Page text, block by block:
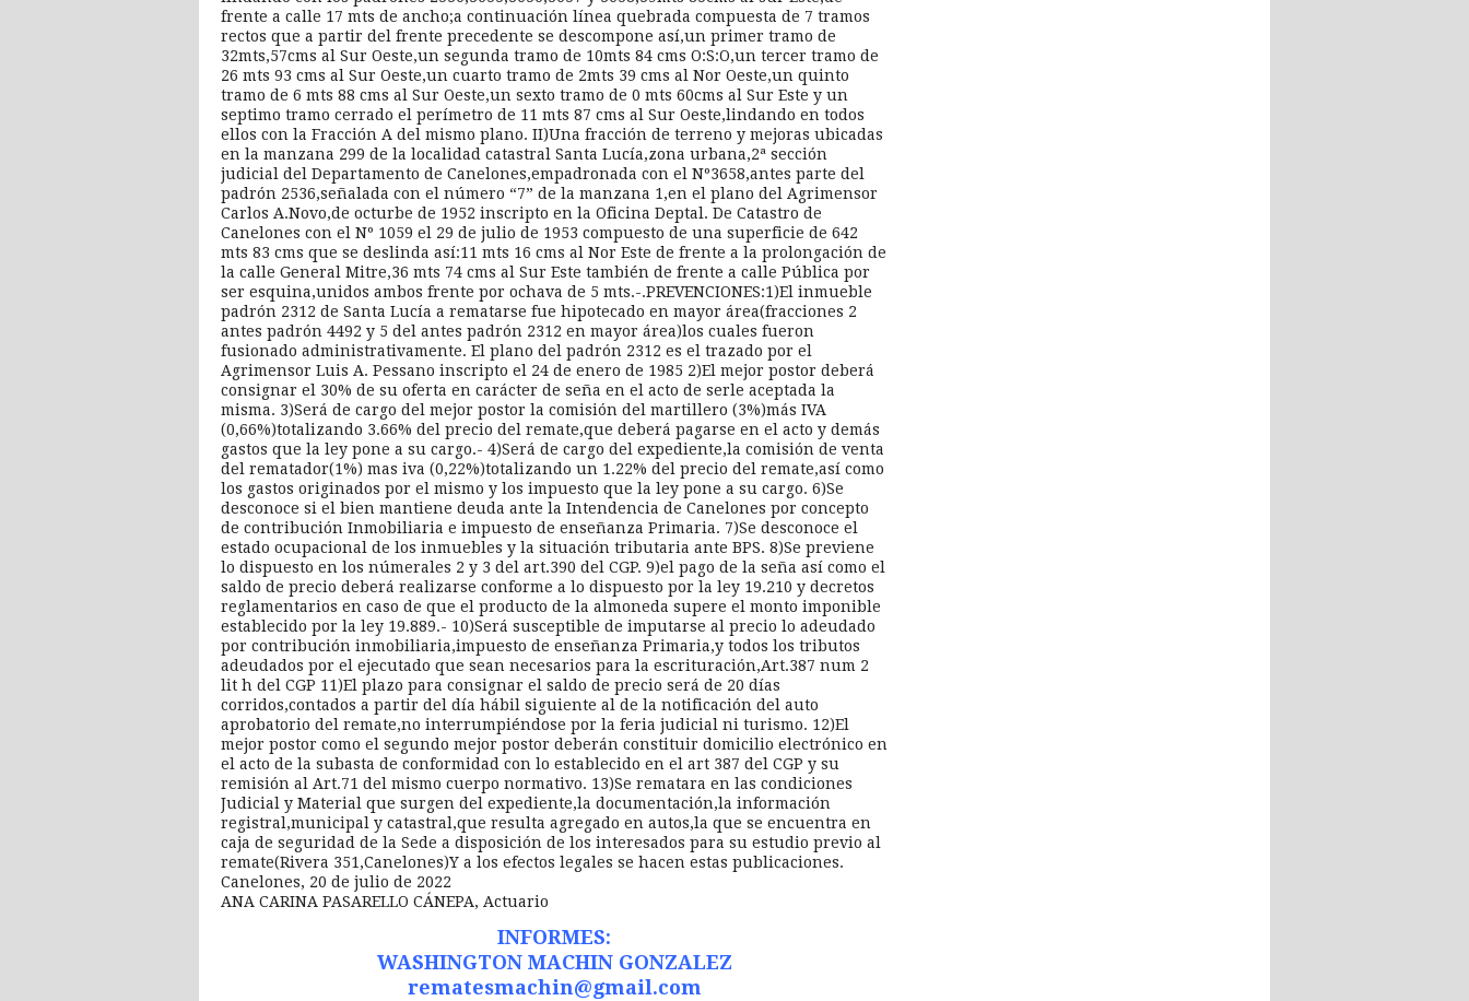
frente a calle 17 mts de ancho;a continuación línea quebrada compuesta de 7 tramos
rectos que a partir del frente precedente se descompone así,un primer tramo de
32mts,57cms al Sur Oeste,un segunda tramo de 10mts 84 cms O:S:O,un tercer tramo de
26 mts 93 cms al Sur Oeste,un cuarto tramo de 2mts 39 cms al Nor Oeste,un quinto
tramo de 6 mts 88 cms al Sur Oeste,un sexto tramo de 0 mts 60cms al Sur Este y un
septimo tramo cerrado el perímetro de 11 mts 87 cms al Sur Oeste,lindando en todos
ellos con la Fracción A del mismo plano. II)Una fracción de terreno y mejoras ubicadas
en la manzana 299 de la localidad catastral Santa Lucía,zona urbana,2ª sección
judicial del Departamento de Canelones,empadronada con el Nº3658,antes parte del
padrón 2536,señalada con el número “7” de la manzana 1,en el plano del Agrimensor
Carlos A.Novo,de octurbe de 1952 inscripto en la Oficina Deptal. De Catastro de
Canelones con el Nº 1059 el 29 de julio de 1953 compuesto de una superficie de 642
mts 83 cms que se deslinda así:11 mts 16 cms al Nor Este de frente a la prolongación de
la calle General Mitre,36 mts 74 cms al Sur Este también de frente a calle Pública por
ser esquina,unidos ambos frente por ochava de 5 mts.-.PREVENCIONES:1)El inmueble
padrón 2312 de Santa Lucía a rematarse fue hipotecado en mayor área(fracciones 2
antes padrón 4492 y 5 del antes padrón 2312 en mayor área)los cuales fueron
fusionado administrativamente. El plano del padrón 2312 es el trazado por el
Agrimensor Luis A. Pessano inscripto el 24 de enero de 1985 2)El mejor postor deberá
consignar el 30% de su oferta en carácter de seña en el acto de serle aceptada la
misma. 3)Será de cargo del mejor postor la comisión del martillero (3%)más IVA
(0,66%)totalizando 3.66% del precio del remate,que deberá pagarse en el acto y demás
gastos que la ley pone a su cargo.- 4)Será de cargo del expediente,la comisión de venta
del rematador(1%) mas iva (0,22%)totalizando un 1.22% del precio del remate,así como
los gastos originados por el mismo y los impuesto que la ley pone a su cargo. 6)Se
desconoce si el bien mantiene deuda ante la Intendencia de Canelones por concepto
de contribución Inmobiliaria e impuesto de enseñanza Primaria. 7)Se desconoce el
estado ocupacional de los inmuebles y la situación tributaria ante BPS. 8)Se previene
lo dispuesto en los númerales 2 y 3 del art.390 del CGP. 9)el pago de la seña así como el
saldo de precio deberá realizarse conforme a lo dispuesto por la ley 19.210 y decretos
reglamentarios en caso de que el producto de la almoneda supere el monto imponible
establecido por la ley 19.889.- 10)Será susceptible de imputarse al precio lo adeudado
por contribución inmobiliaria,impuesto de enseñanza Primaria,y todos los tributos
adeudados por el ejecutado que sean necesarios para la escrituración,Art.387 num 2
lit h del CGP 11)El plazo para consignar el saldo de precio será de 20 días
corridos,contados a partir del día hábil siguiente al de la notificación del auto
aprobatorio del remate,no interrumpiéndose por la feria judicial ni turismo. 12)El
mejor postor como el segundo mejor postor deberán constituir domicilio electrónico en
el acto de la subasta de conformidad con lo establecido en el art 387 del CGP y su
remisión al Art.71 del mismo cuerpo normativo. 13)Se rematara en las condiciones
Judicial y Material que surgen del expediente,la documentación,la información
registral,municipal y catastral,que resulta agregado en autos,la que se encuentra en
caja de seguridad de la Sede a disposición de los interesados para su estudio previo al
remate(Rivera 351,Canelones)Y a los efectos legales se hacen estas publicaciones.
Canelones, 20 de julio de 2022
ANA CARINA PASARELLO CÁNEPA, Actuario
INFORMES:
WASHINGTON MACHIN GONZALEZ
rematesmachin@gmail.com